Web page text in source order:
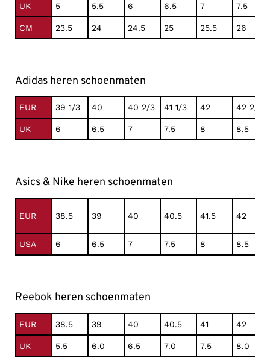
UK 5 5.5 6 6.5 7 7.5
CM 23.5 24 24.5 25 25.5 26
Adidas heren schoenmaten
EUR 39 1/3 40 40 2/3 41 1/3 42 42 2/3
UK 6 6.5 7 7.5 8 8.5
Asics & Nike heren schoenmaten
EUR 38.5 39 40 40.5 41.5 42
USA 6 6.5 7 7.5 8 8.5
Reebok heren schoenmaten
EUR 38.5 39 40 40.5 41 42
UK 5.5 6.0 6.5 7.0 7.5 8.0